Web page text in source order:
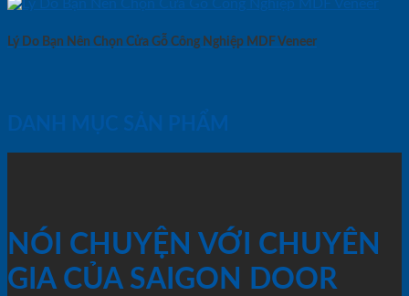
Lý Do Bạn Nên Chọn Cửa Gỗ Công Nghiệp MDF Veneer
DANH MỤC SẢN PHẨM
NÓI CHUYỆN VỚI CHUYÊN
GIA CỦA SAIGON DOOR